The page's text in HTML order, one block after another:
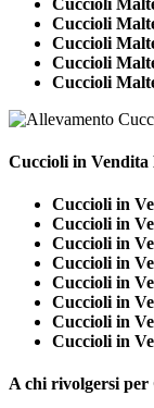
Cuccioli
Cuccioli
Cuccioli
Cuccioli
Cuccioli in Vendita
Cuccioli in
Cuccioli in
Cuccioli in
Cuccioli in
Cuccioli in
Cuccioli in
Cuccioli in
Cuccioli in
A chi rivolgersi per